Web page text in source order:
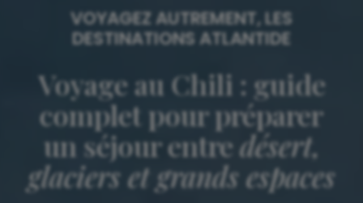
VOYAGEZ AUTREMENT, LES
DESTINATIONS ATLANTIDE
Voyage au Chili : guide
complet pour préparer
un séjour entredésert,
glaciers et grands espaces